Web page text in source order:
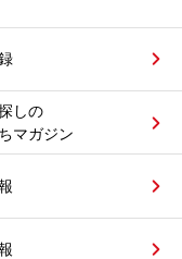
しの
マガジン